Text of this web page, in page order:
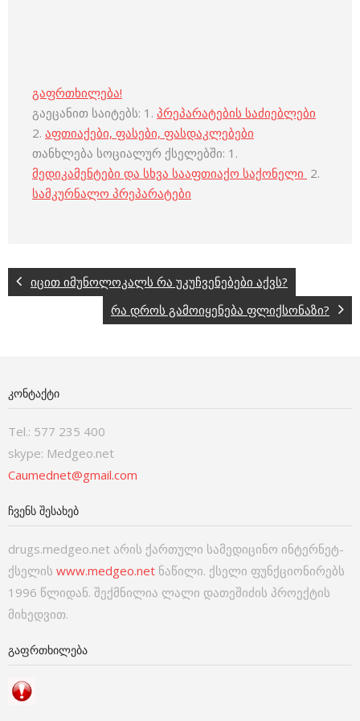
გაფრთხილება!
გაეცანით საიტებს: 1. პრეპარატების საძიებლები
2. აფთიაქები, ფასები, ფასდაკლებები
თანხლება სოციალურ ქსელებში: 1.
მედიკამენტები და სხვა სააფთიაქო საქონელი 2.
სამკურნალო პრეპარატები
იცით იმუნოლოკალს რა უკუჩვენებები აქვს?
რა დროს გამოიყენება ფლიქსონაზი?
ᲙᲝᲜᲢᲐᲥᲢᲘ
Tel.: 577 235 400
skype: Medgeo.net
Caumednet@gmail.com
ᲩᲕᲔᲜᲡ ᲨᲔᲡᲐᲮᲔᲑ
drugs.medgeo.net არის ქართული სამედიცინო ინტერნეტ-
ქსელის www.medgeo.net ნაწილი. ქსელი ფუნქციონირებს
1996 წლიდან. შექმნილია ლალი დათეშიძის პროექტის
მიხედვით.
ᲒᲐᲤᲠᲗᲮᲘᲚᲔᲑᲐ